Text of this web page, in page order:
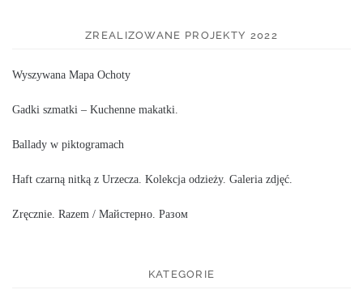
ZREALIZOWANE PROJEKTY 2022
Wyszywana Mapa Ochoty
Gadki szmatki – Kuchenne makatki.
Ballady w piktogramach
Haft czarną nitką z Urzecza. Kolekcja odzieży. Galeria zdjęć.
Zręcznie. Razem / Майстерно. Разом
KATEGORIE